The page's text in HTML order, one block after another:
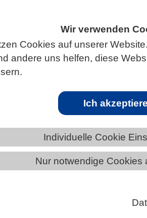
Wir verwenden
Cookies auf unserer
andere uns helfen, diese
Ich akzeptiere
Individuelle Cookie
Nur notwendige Cookies
dann, wenn sie
einminütigen Tonaufnahmen
kurzfristige Wohlbefinden von
ist das Ergebnis einer Studie
für integrative